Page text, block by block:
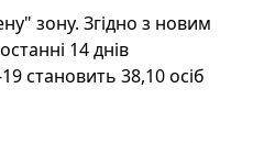
зону. Згідно з новим
14 днів
становить 38,10 осіб